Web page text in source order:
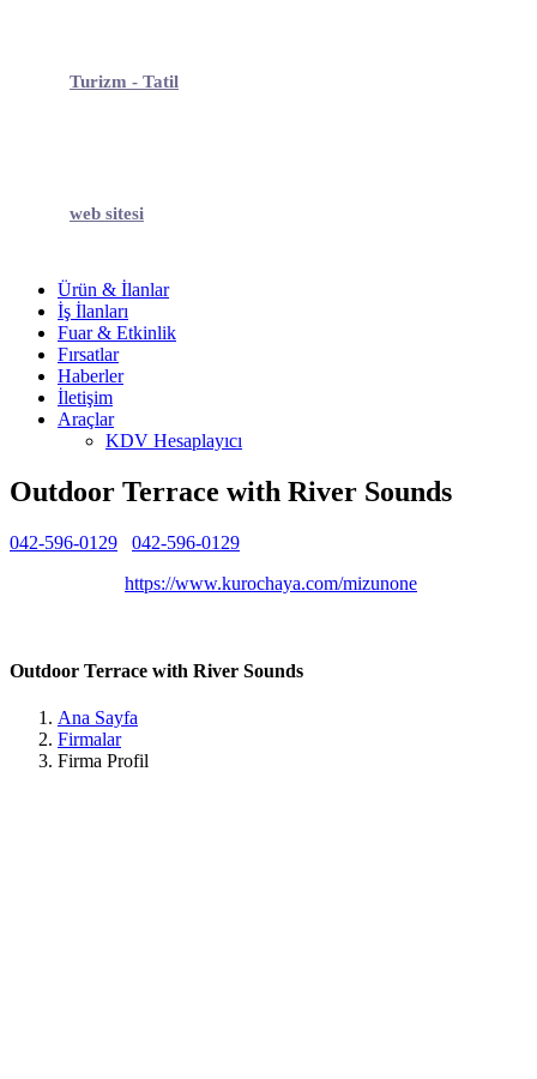
Turizm - Tatil
web sitesi
Ürün & İlanlar
İş İlanları
Fuar & Etkinlik
Fırsatlar
Haberler
İletişim
Araçlar
KDV Hesaplayıcı
Outdoor Terrace with River Sounds
042-596-0129 042-596-0129
https://www.kurochaya.com/mizunone
Outdoor Terrace with River Sounds
Ana Sayfa
Firmalar
Firma Profil